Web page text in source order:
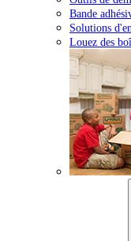
Bande
Solutions
Louez des